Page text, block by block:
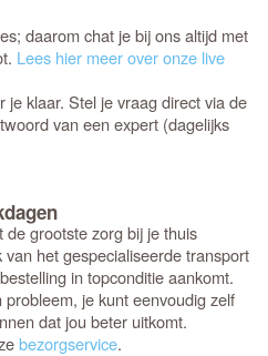
daarom chat je bij ons altijd met
Lees hier meer over onze live
je klaar. Stel je vraag direct via de
van een expert (dagelijks
grootste zorg bij je thuis
het gespecialiseerde transport
in topconditie aankomt.
je kunt eenvoudig zelf
dat jou beter uitkomt.
bezorgservice.